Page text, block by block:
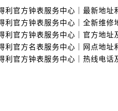
前预约）
前预约）
前预约）
前预约）
前预约）
前预约）